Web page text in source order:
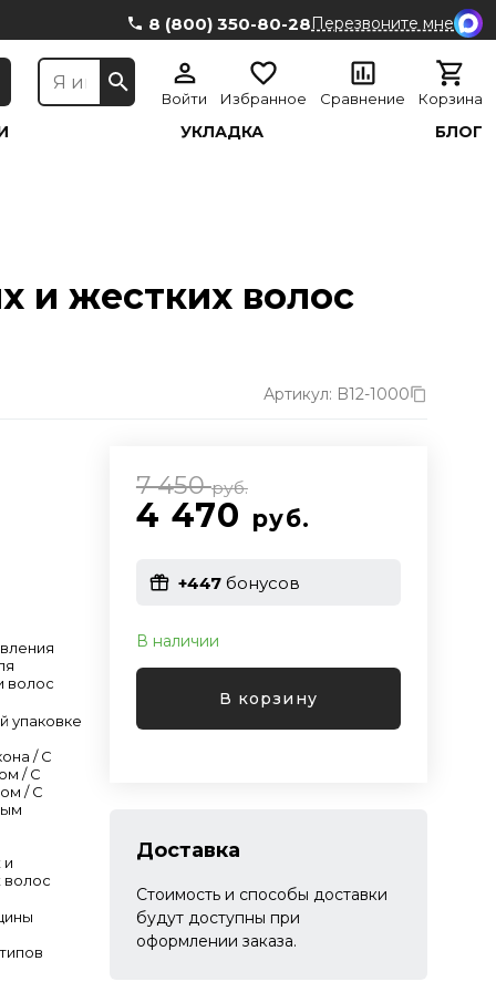
8 (800) 350-80-28Перезвоните мне
Войти Избранное Сравнение Корзина
УКЛАДКА БЛОГ
и жестких волос
Артикул: B12-1000
волос
упаковке
/ С
/ C
/ С
и
волос
4 470 руб.
7 450руб.
+447бонусов
В наличии
В корзину
Доставка
Стоимость и способы доставки
будут доступны при
оформлении заказа.